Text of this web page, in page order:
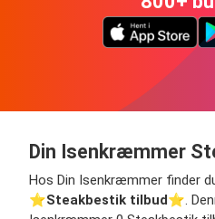
Din Isenkræmmer
Hos Din Isenkræmmer finder
⭐️Steakbestik tilbud⭐️.